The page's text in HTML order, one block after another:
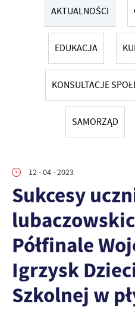
AKTUALNOŚCI
EDUKACJA
KONSULTACJE
SAMORZĄD
12 - 04 - 2023
Sukcesy
Półfinale
Igrzysk
Szkolnej w